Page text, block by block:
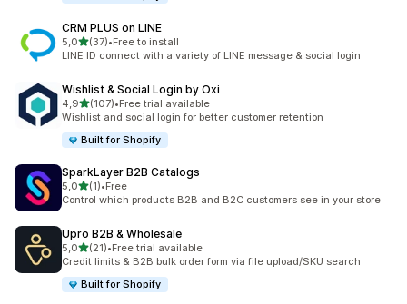
CRM PLUS on LINE
5,05 yıldız üzerinden
(37)
toplam 37 değerlendirme
•Free to install
LINE ID connect with a variety of LINE message & social login
Wishlist & Social Login by Oxi
4,95 yıldız üzerinden
(107)
toplam 107 değerlendirme
•Free trial available
Wishlist and social login for better customer retention
Built for Shopify
SparkLayer B2B Catalogs
5,05 yıldız üzerinden
(1)
toplam 1 değerlendirme
•Free
Control which products B2B and B2C customers see in your store
Upro B2B & Wholesale
5,05 yıldız üzerinden
(21)
toplam 21 değerlendirme
•Free trial available
Credit limits & B2B bulk order form via file upload/SKU search
Built for Shopify